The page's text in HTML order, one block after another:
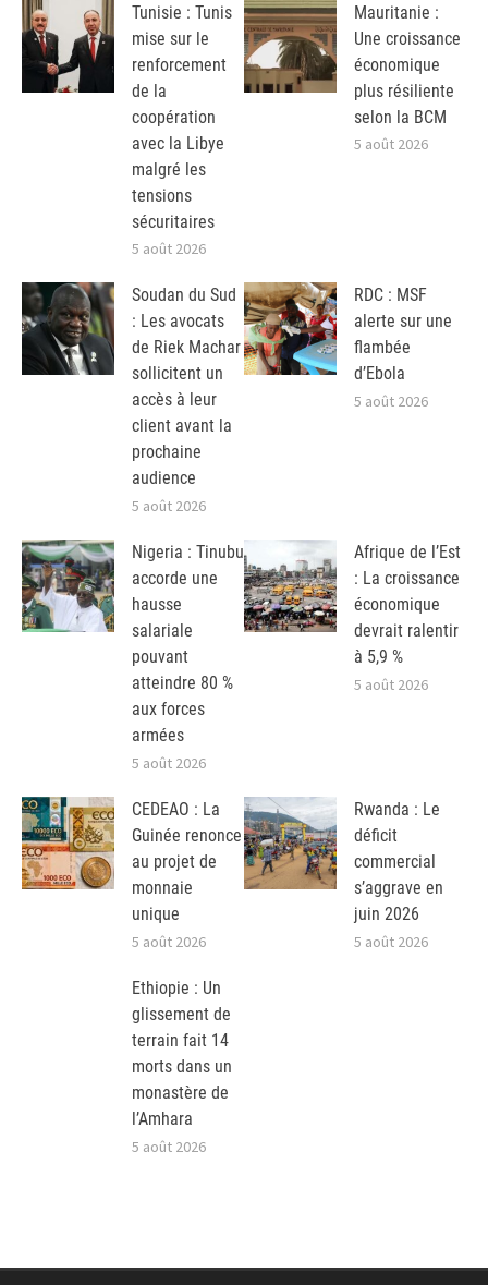
Tunisie : Tunis
mise sur le
renforcement
de la
coopération
avec la Libye
malgré les
tensions
sécuritaires
5 août 2026
Mauritanie :
Une croissance
économique
plus résiliente
selon la BCM
5 août 2026
Soudan du Sud
: Les avocats
de Riek Machar
sollicitent un
accès à leur
client avant la
prochaine
audience
5 août 2026
RDC : MSF
alerte sur une
flambée
d’Ebola
5 août 2026
Nigeria : Tinubu
accorde une
hausse
salariale
pouvant
atteindre 80 %
aux forces
armées
5 août 2026
Afrique de l’Est
: La croissance
économique
devrait ralentir
à 5,9 %
5 août 2026
CEDEAO : La
Guinée renonce
au projet de
monnaie
unique
5 août 2026
Rwanda : Le
déficit
commercial
s’aggrave en
juin 2026
5 août 2026
Ethiopie : Un
glissement de
terrain fait 14
morts dans un
monastère de
l’Amhara
5 août 2026